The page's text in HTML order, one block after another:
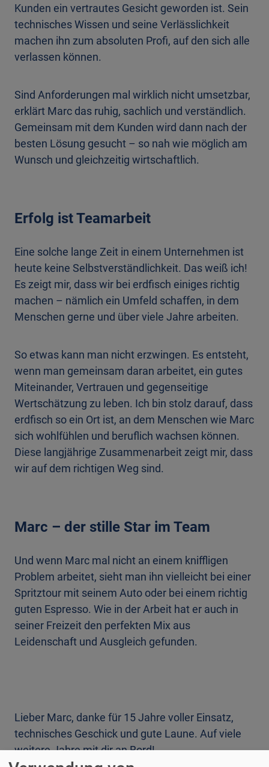
Kunden ein vertrautes Gesicht geworden ist. Sein
technisches Wissen und seine Verlässlichkeit
machen ihn zum absoluten Profi, auf den sich alle
verlassen können.
Sind Anforderungen mal wirklich nicht umsetzbar,
erklärt Marc das ruhig, sachlich und verständlich.
Gemeinsam mit dem Kunden wird dann nach der
besten Lösung gesucht – so nah wie möglich am
Wunsch und gleichzeitig wirtschaftlich.
Erfolg ist Teamarbeit
Eine solche lange Zeit in einem Unternehmen ist
heute keine Selbstverständlichkeit. Das weiß ich!
Es zeigt mir, dass wir bei erdfisch einiges richtig
machen – nämlich ein Umfeld schaffen, in dem
Menschen gerne und über viele Jahre arbeiten.
So etwas kann man nicht erzwingen. Es entsteht,
wenn man gemeinsam daran arbeitet, ein gutes
Miteinander, Vertrauen und gegenseitige
Wertschätzung zu leben. Ich bin stolz darauf, dass
erdfisch so ein Ort ist, an dem Menschen wie Marc
sich wohlfühlen und beruflich wachsen können.
Diese langjährige Zusammenarbeit zeigt mir, dass
wir auf dem richtigen Weg sind.
Marc – der stille Star im Team
Und wenn Marc mal nicht an einem kniffligen
Problem arbeitet, sieht man ihn vielleicht bei einer
Spritztour mit seinem Auto oder bei einem richtig
guten Espresso. Wie in der Arbeit hat er auch in
seiner Freizeit den perfekten Mix aus
Leidenschaft und Ausgleich gefunden.
Lieber Marc, danke für 15 Jahre voller Einsatz,
technisches Geschick und gute Laune. Auf viele
weitere Jahre mit dir an Bord!